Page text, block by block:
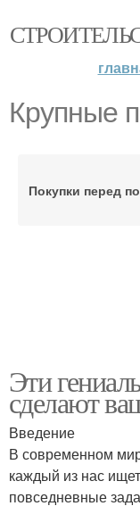
Крупные
Покупки перед
Эти
сделают
Введение
В современном
каждый из нас
повседневные